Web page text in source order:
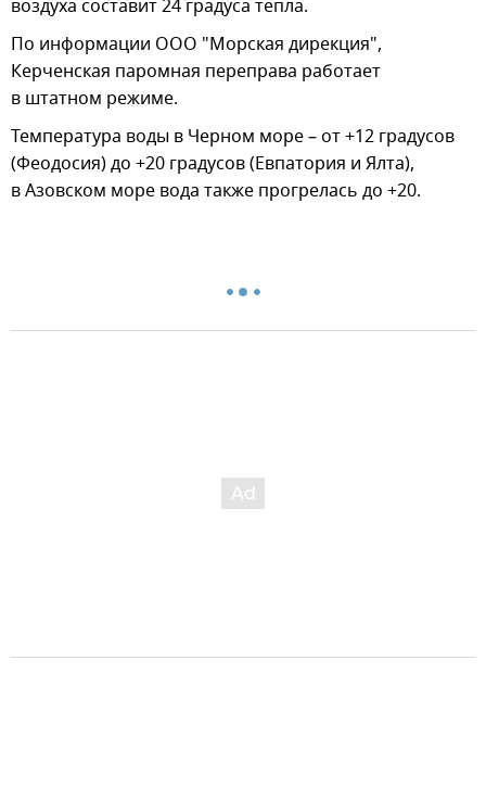
воздуха составит 24 градуса тепла.
По информации ООО "Морская дирекция",
Керченская паромная переправа работает
в штатном режиме.
Температура воды в Черном море – от +12 градусов
(Феодосия) до +20 градусов (Евпатория и Ялта),
в Азовском море вода также прогрелась до +20.